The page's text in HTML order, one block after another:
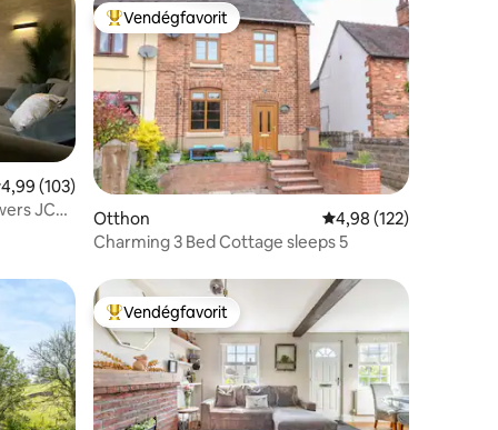
értékelés: 5/4,99, 103 vélemény
4,99 (103)
JCB
Kiemelt vendégfavorit
Vendégfavorit
Otthon Átlagos értékelés: 5/
4,98 (122)
Charming 3 Bed Cottage sleeps 5
Kiemelt vendégfavorit
Vendégfavorit